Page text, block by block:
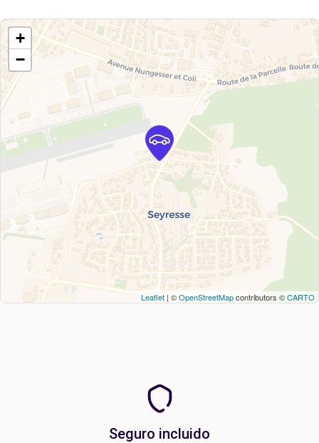
+
−
Leaflet | ©OpenStreetMapcontributors ©CARTO
Seguro incluido